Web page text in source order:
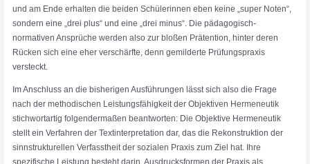
und am Ende erhalten die beiden Schülerinnen eben keine „super Noten“,
sondern eine „drei plus“ und eine „drei minus“. Die pädagogisch-
normativen Ansprüche werden also zur bloßen Prätention, hinter deren
Rücken sich eine eher verschärfte, denn gemilderte Prüfungspraxis
versteckt.
Im Anschluss an die bisherigen Ausführungen lässt sich also die Frage
nach der methodischen Leistungsfähigkeit der Objektiven Hermeneutik
stichwortartig folgendermaßen beantworten: Die Objektive Hermeneutik
stellt ein Verfahren der Textinterpretation dar, das die Rekonstruktion der
sinnstrukturellen Verfasstheit der sozialen Praxis zum Ziel hat. Ihre
spezifische Leistung besteht darin, Ausdrucksformen der Praxis als